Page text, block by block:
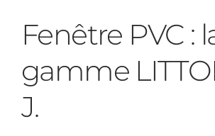
Fenêtre PVC :
gamme
J.